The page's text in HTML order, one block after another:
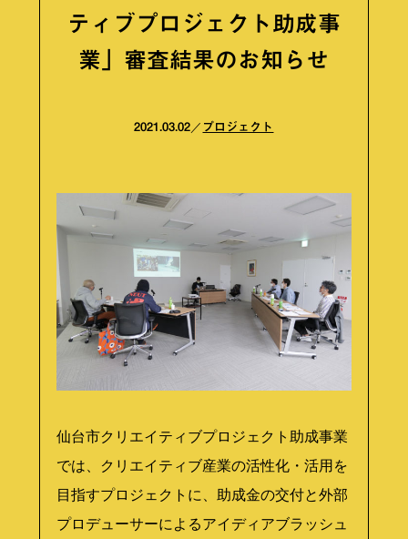
ティブプロジェクト助成事
業」審査結果のお知らせ
2021.03.02 プロジェクト
仙台市クリエイティブプロジェクト助成事業
では、クリエイティブ産業の活性化・活用を
目指すプロジェクトに、助成金の交付と外部
プロデューサーによるアイディアブラッシュ